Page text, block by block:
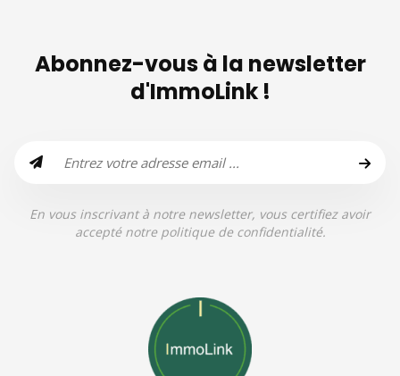
Abonnez-vous à la newsletter
d'ImmoLink !
En vous inscrivant à notre newsletter, vous certifiez avoir
accepté notre politique de confidentialité.